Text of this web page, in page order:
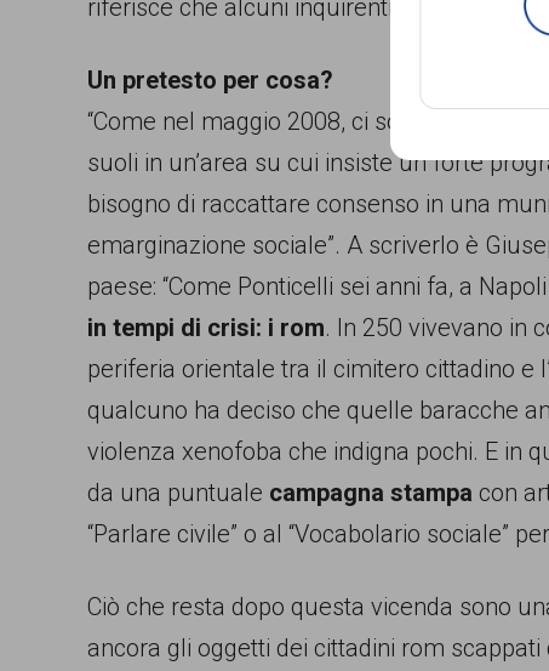
riferisce che alcuni inquirenti parlerebbero di
Un pretesto per cosa?
“Come nel maggio 2008, ci sono
suoli in un’area su cui insiste un forte
bisogno di raccattare consenso in una
emarginazione sociale”. A scriverlo è
paese: “Come Ponticelli sei anni fa, a Napoli
in tempi di crisi: i rom. In 250 vivevano in
periferia orientale tra il cimitero cittadino e
qualcuno ha deciso che quelle baracche
violenza xenofoba che indigna pochi. E in
da una puntuale campagna stampa con
“Parlare civile” o al “Vocabolario sociale”
Ciò che resta dopo questa vicenda sono
ancora gli oggetti dei cittadini rom